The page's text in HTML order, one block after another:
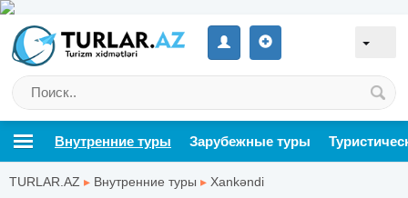
Внутренние туры Зарубежные туры
TURLAR.AZ ▸ Внутренние туры ▸ Xankəndi